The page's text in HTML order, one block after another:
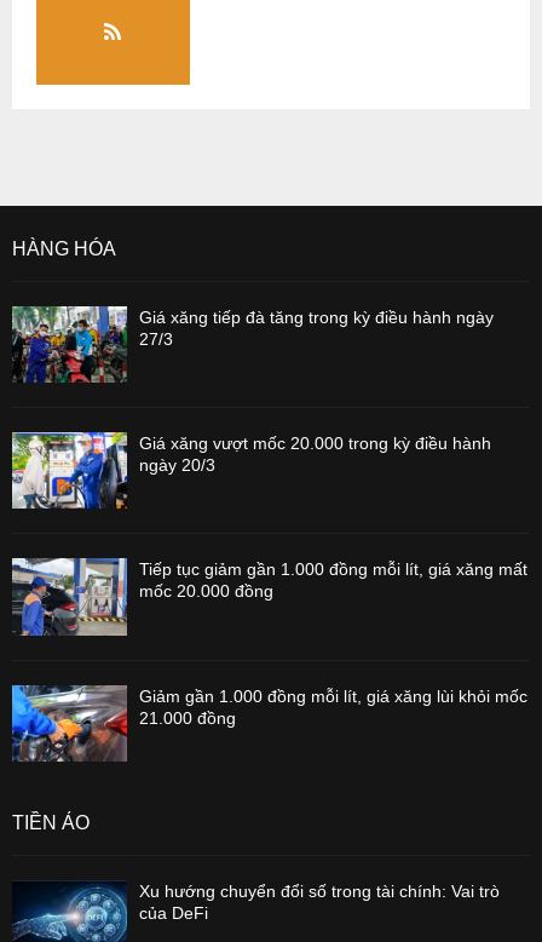
HÀNG HÓA
Giá xăng tiếp đà tăng trong kỳ điều hành ngày
27/3
Giá xăng vượt mốc 20.000 trong kỳ điều hành
ngày 20/3
Tiếp tục giảm gần 1.000 đồng mỗi lít, giá xăng mất
mốc 20.000 đồng
Giảm gần 1.000 đồng mỗi lít, giá xăng lùi khỏi mốc
21.000 đồng
TIỀN ẢO
Xu hướng chuyển đổi số trong tài chính: Vai trò
của DeFi